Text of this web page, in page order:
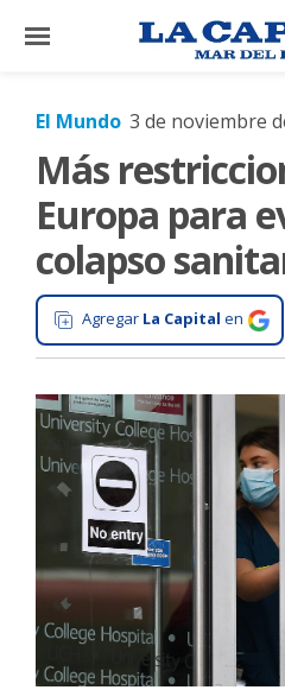
×
El
País
Mundo
La
Zona
Tecnología
Gastronomía
Interés
General
La
El Mundo 3 de noviembre
Más
Europa para
colapso
Agregar La Capital en